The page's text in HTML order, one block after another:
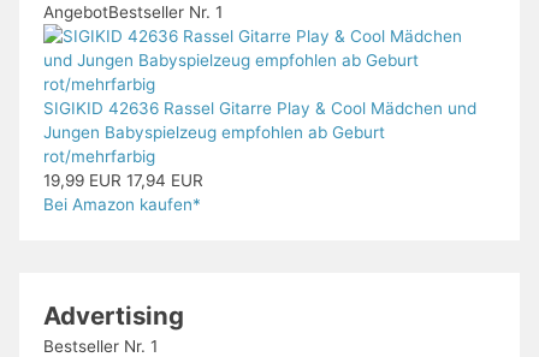
AngebotBestseller Nr. 1
SIGIKID 42636 Rassel Gitarre Play & Cool Mädchen und
Jungen Babyspielzeug empfohlen ab Geburt
rot/mehrfarbig
19,99 EUR 17,94 EUR
Bei Amazon kaufen*
Advertising
Bestseller Nr. 1